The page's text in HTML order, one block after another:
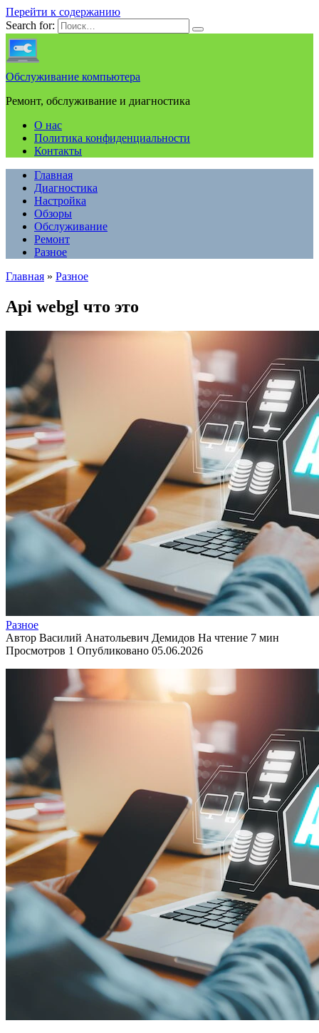
Перейти к содержанию
Search for:
Обслуживание компьютера
Ремонт, обслуживание и диагностика
О нас
Политика конфиденциальности
Контакты
Главная
Диагностика
Настройка
Обзоры
Обслуживание
Ремонт
Разное
Главная » Разное
Api webgl что это
Разное
Автор Василий Анатольевич Демидов На чтение 7 мин
Просмотров 1 Опубликовано 05.06.2026